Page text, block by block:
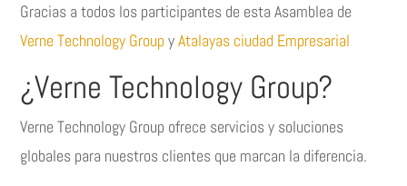
Gracias a todos los participantes de esta Asamblea de
Verne Technology GroupyAtalayas ciudad Empresarial
¿Verne Technology Group?
Verne Technology Group ofrece servicios y soluciones
globales para nuestros clientes que marcan la diferencia.